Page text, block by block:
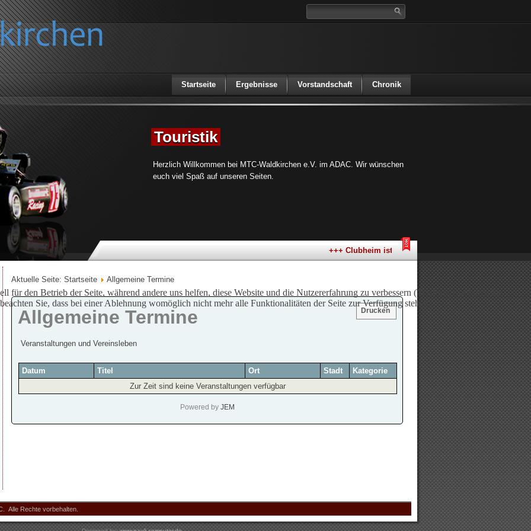
Touristik
Herzlich Willkommen bei MTC-Waldkirchen e.V. im ADAC. Wir wünschen
euch viel Spaß auf unseren Seiten.
+++ Clubheim ist jeden 1. Freitag im Monat geöffnet
Startseite Ergebnisse Vorstandschaft Chronik
Aktuelle Seite: Startseite Allgemeine Termine
Drucken
Allgemeine Termine
Veranstaltungen und Vereinsleben
Datum Titel Ort Stadt
Kategorie
Zur Zeit sind keine Veranstaltungen verfügbar
Powered by JEM
Alle Rechte vorbehalten.
für den Betrieb der Seite, während andere uns helfen, diese Website und die Nutzererfahrung zu verbessern (Tracking Cookies). Sie
Sie, dass bei einer Ablehnung womöglich nicht mehr alle Funktionalitäten der Seite zur Verfügung stehen.